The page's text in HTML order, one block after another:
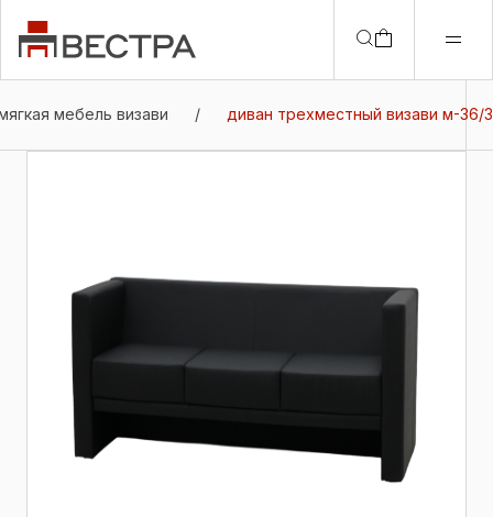
мебель визави / диван трехместный визави м-36/3